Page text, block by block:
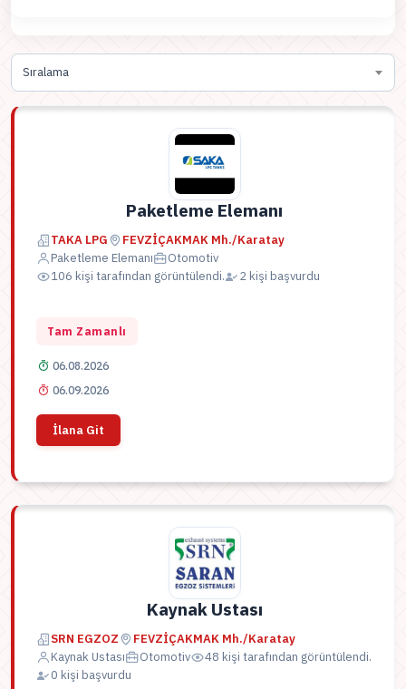
Sıralama
Paketleme Elemanı
TAKA LPG
FEVZİÇAKMAK Mh./Karatay
Paketleme Elemanı
Otomotiv
106 kişi tarafından görüntülendi.
2 kişi başvurdu
Tam Zamanlı
06.08.2026
06.09.2026
İlana Git
Kaynak Ustası
SRN EGZOZ
FEVZİÇAKMAK Mh./Karatay
Kaynak Ustası
Otomotiv
48 kişi tarafından görüntülendi.
0 kişi başvurdu